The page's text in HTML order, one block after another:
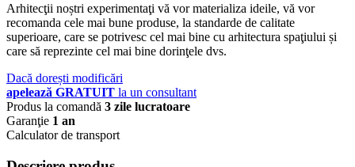
Arhitecţii noștri experimentaţi vă vor materializa ideile, vă vor
recomanda cele mai bune produse, la standarde de calitate
superioare, care se potrivesc cel mai bine cu arhitectura spaţiului și
care să reprezinte cel mai bine dorinţele dvs.
Dacă dorești modificări
apelează GRATUIT la un consultant
Produs la comandă 3 zile lucratoare
Garanţie 1 an
Calculator de transport